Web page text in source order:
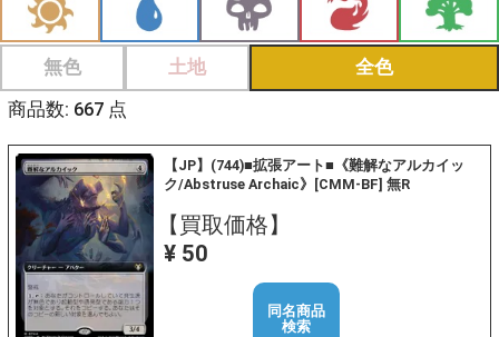
無色 土地
全色
商品数: 667 点
【JP】(744)■拡張アート■《難解なアルカイッ
ク/Abstruse Archaic》[CMM-BF] 無R
【買取価格】
¥ 50
同名商品
検索